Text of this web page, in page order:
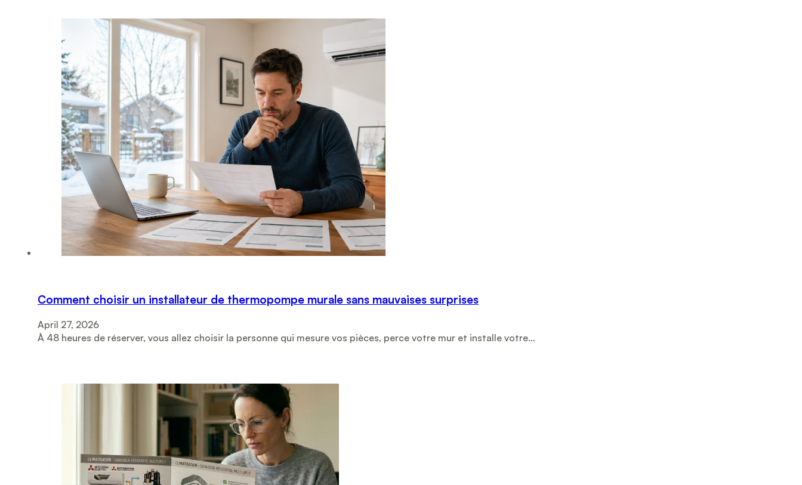
Comment choisir un installateur de thermopompe murale sans mauvaises surprises
April 27, 2026
À 48 heures de réserver, vous allez choisir la personne qui mesure vos pièces, perce votre mur et installe votre…